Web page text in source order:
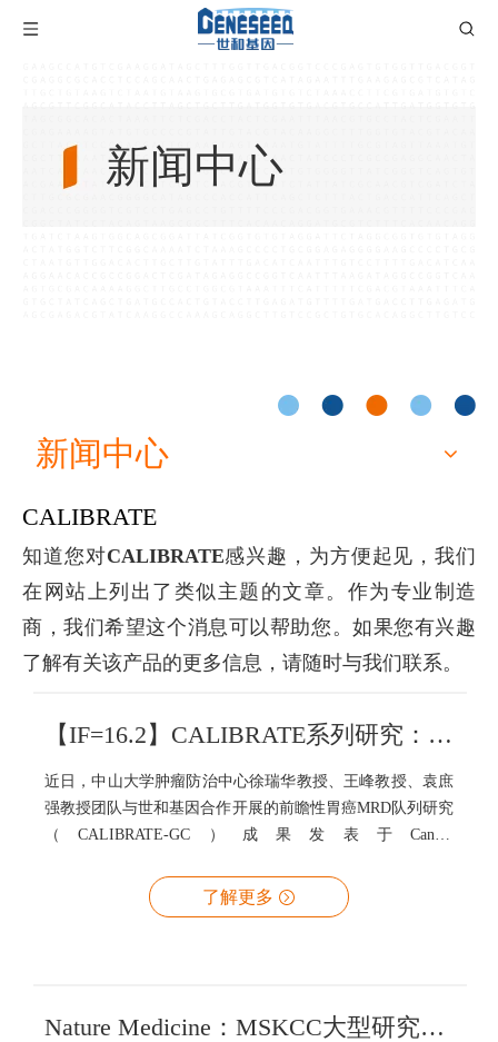
新闻中心
新闻中心
CALIBRATE
知道您对CALIBRATE感兴趣，为方便起见，我们
在网站上列出了类似主题的文章。作为专业制造
商，我们希望这个消息可以帮助您。如果您有兴趣
了解有关该产品的更多信息，请随时与我们联系。
【IF=16.2】CALIBRATE系列研究：辅助化疗后MRD有效预测早中期胃癌复发
近日，中山大学肿瘤防治中心徐瑞华教授、王峰教授、袁庶
强教授团队与世和基因合作开展的前瞻性胃癌MRD队列研究
（CALIBRATE-GC）成果发表于Cancer
对100 名II/III期可切除胃癌患者手术组织、术前1周、术后
一周内和辅助化疗后的血浆进行靶向深度测序，探究了辅助
了解更多
Nature Medicine：MSKCC大型研究OS数据为晚期肿瘤“ctDNA阴性”正名